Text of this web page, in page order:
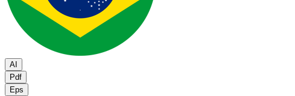
AI
Pdf
Eps